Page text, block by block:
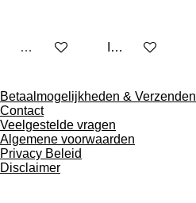
Uitverkocht In winkelwagen
Betaalmogelijkheden & Verzenden
Contact
Veelgestelde vragen
Algemene voorwaarden
Privacy Beleid
Disclaimer